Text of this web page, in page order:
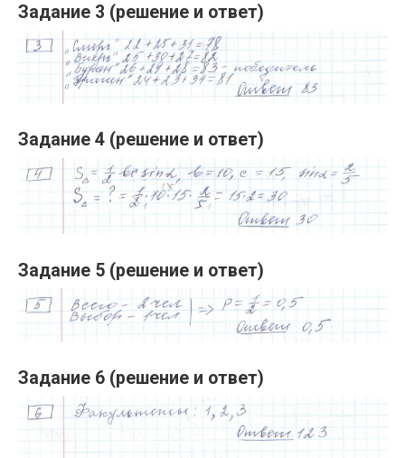
Задание 3 (решение и ответ)
Задание 4 (решение и ответ)
Задание 5 (решение и ответ)
Задание 6 (решение и ответ)